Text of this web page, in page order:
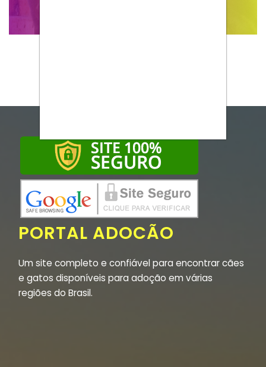
PORTAL ADOCÃO
Um site completo e confiável para encontrar cães
e gatos disponíveis para adoção em várias
regiões do Brasil.